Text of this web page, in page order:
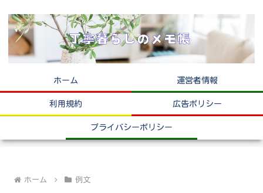
ホーム 運営者情報
利用規約 広告ポリシー
プライバシーポリシー
ホーム 例文